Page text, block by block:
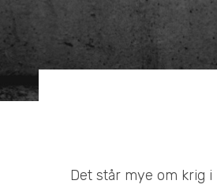
Det står mye om krig